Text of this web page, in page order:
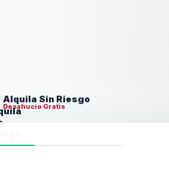
Alquila Sin Riesgo
Desahucio Gratis